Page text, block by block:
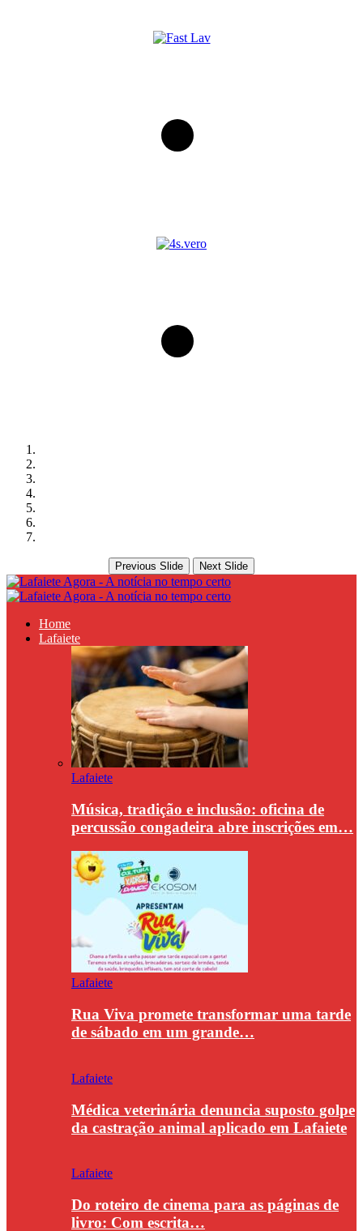
Previous Slide Next Slide
Home
Lafaiete
Lafaiete
Música, tradição e inclusão: oficina de
percussão congadeira abre inscrições em…
Lafaiete
Rua Viva promete transformar uma tarde
de sábado em um grande…
Lafaiete
Médica veterinária denuncia suposto golpe
da castração animal aplicado em Lafaiete
Lafaiete
Do roteiro de cinema para as páginas de
livro: Com escrita…